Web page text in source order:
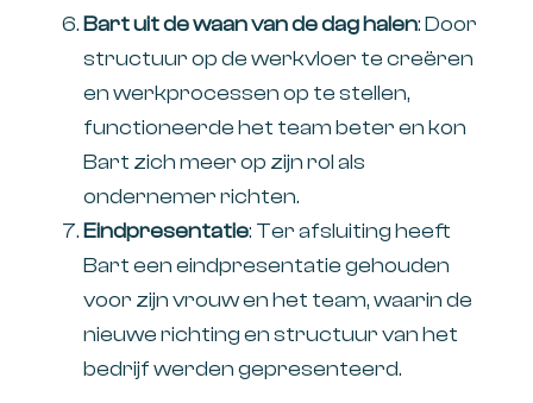
Bart uit de waan van de dag halen: Door
structuur op de werkvloer te creëren
en werkprocessen op te stellen,
functioneerde het team beter en kon
Bart zich meer op zijn rol als
ondernemer richten.
Eindpresentatie: Ter afsluiting heeft
Bart een eindpresentatie gehouden
voor zijn vrouw en het team, waarin de
nieuwe richting en structuur van het
bedrijf werden gepresenteerd.